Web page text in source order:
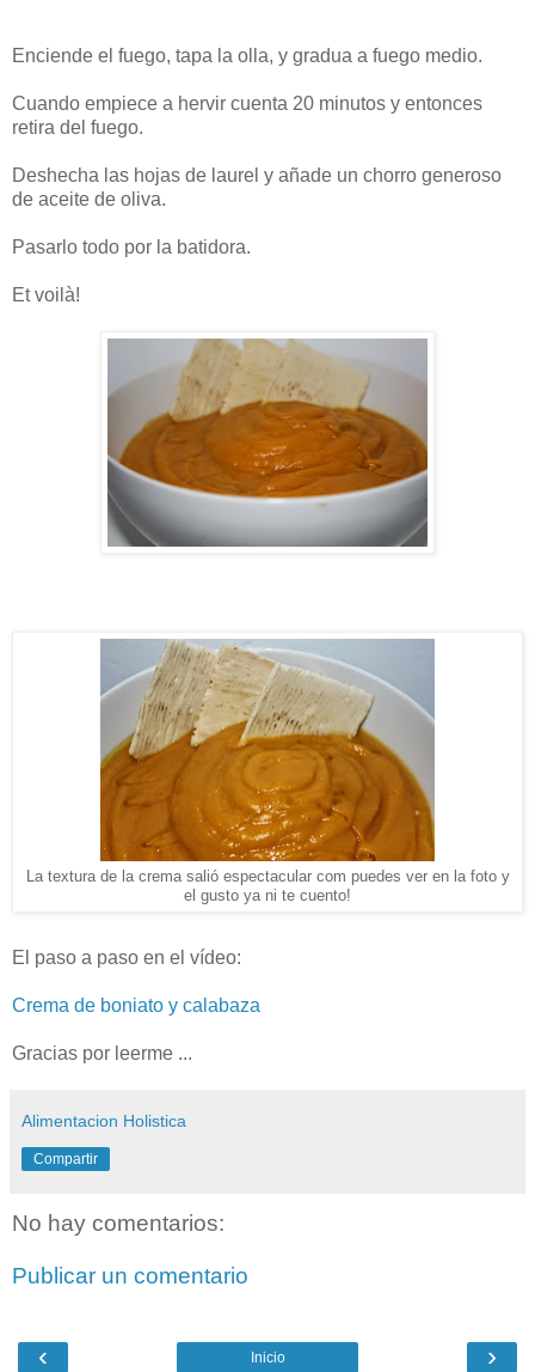
Enciende el fuego, tapa la olla, y gradua a fuego medio.
Cuando empiece a hervir cuenta 20 minutos y entonces
retira del fuego.
Deshecha las hojas de laurel y añade un chorro generoso
de aceite de oliva.
Pasarlo todo por la batidora.
Et voilà!
La textura de la crema salió espectacular com puedes ver en la foto y
el gusto ya ni te cuento!
El paso a paso en el vídeo:
Crema de boniato y calabaza
Gracias por leerme ...
Alimentacion Holistica
Compartir
No hay comentarios:
Publicar un comentario
‹ ›
Inicio